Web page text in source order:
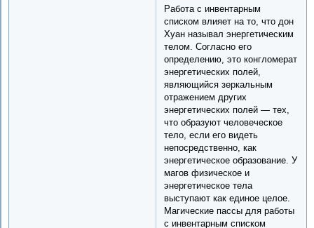
Работа с инвентарным
списком влияет на то, что дон
Хуан называл энергетическим
телом. Согласно его
определению, это конгломерат
энергетических полей,
являющийся зеркальным
отражением других
энергетических полей — тех,
что образуют человеческое
тело, если его видеть
непосредственно, как
энергетическое образование. У
магов физическое и
энергетическое тела
выступают как единое целое.
Магические пассы для работы
с инвентарным списком